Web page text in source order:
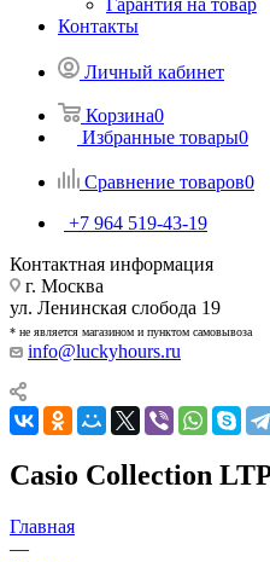
Гарантия на товар
Контакты
Личный кабинет
Корзина0
Избранные товары0
Сравнение товаров0
+7 964 519-43-19
Контактная информация
г. Москва
ул. Ленинская слобода 19
* не является магазином и пунктом самовывоза
info@luckyhours.ru
Casio Collection
Главная
—